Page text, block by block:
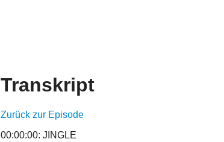
Transkript
Zurück zur Episode
00:00:00: JINGLE